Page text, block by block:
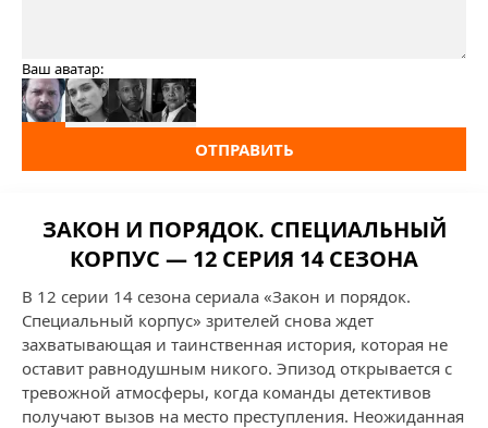
Ваш аватар:
ОТПРАВИТЬ
ЗАКОН И ПОРЯДОК. СПЕЦИАЛЬНЫЙ
КОРПУС — 12 СЕРИЯ 14 СЕЗОНА
В 12 серии 14 сезона сериала «Закон и порядок.
Специальный корпус» зрителей снова ждет
захватывающая и таинственная история, которая не
оставит равнодушным никого. Эпизод открывается с
тревожной атмосферы, когда команды детективов
получают вызов на место преступления. Неожиданная